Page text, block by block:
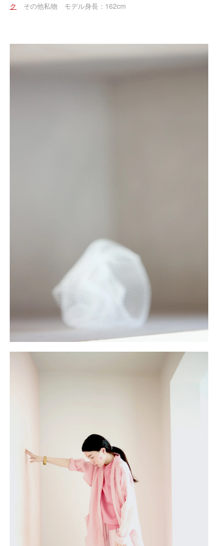
ク その他私物 モデル身長：162cm